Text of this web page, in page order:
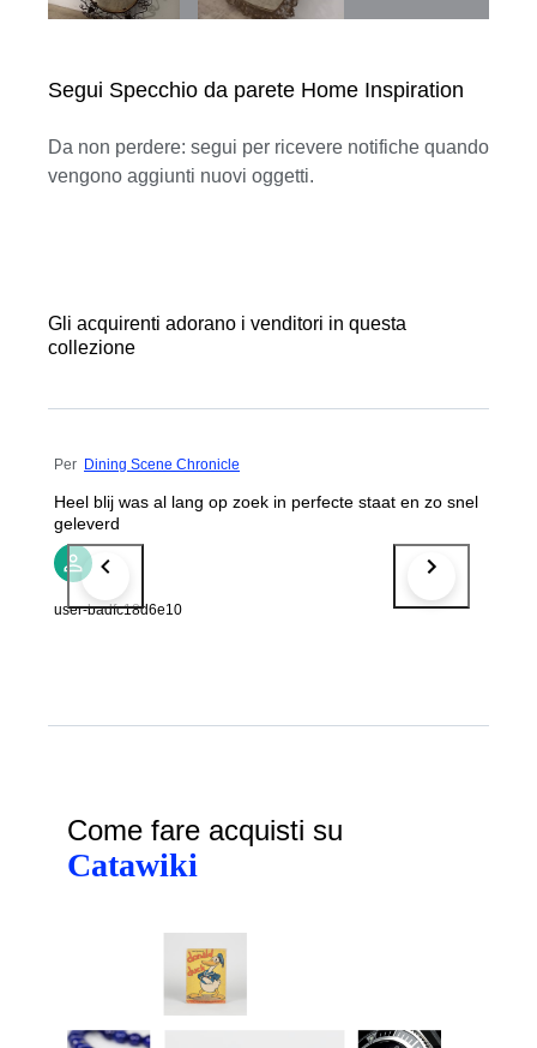
Segui Specchio da parete Home Inspiration
Da non perdere: segui per ricevere notifiche quando
vengono aggiunti nuovi oggetti.
Gli acquirenti adorano i venditori in questa
collezione
Per Dining Scene Chronicle
Heel blij was al lang op zoek in perfecte staat en zo snel
geleverd
user-badfc18d6e10
Come fare acquisti su
Catawiki